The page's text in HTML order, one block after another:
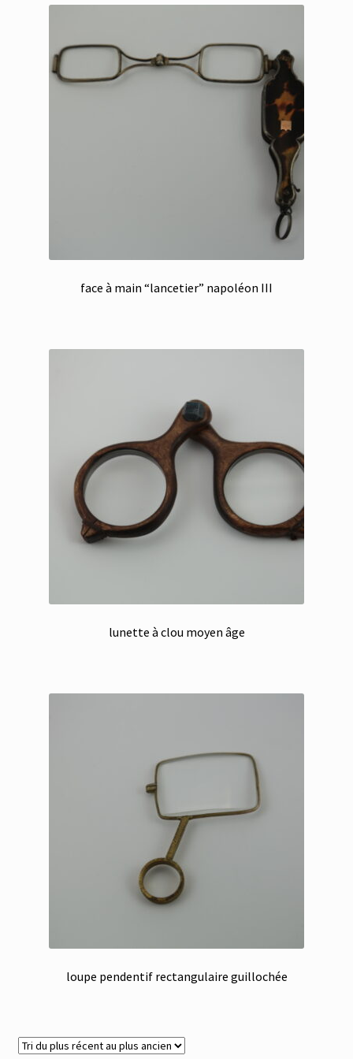
face à main “lancetier” napoléon III
lunette à clou moyen âge
loupe pendentif rectangulaire guillochée